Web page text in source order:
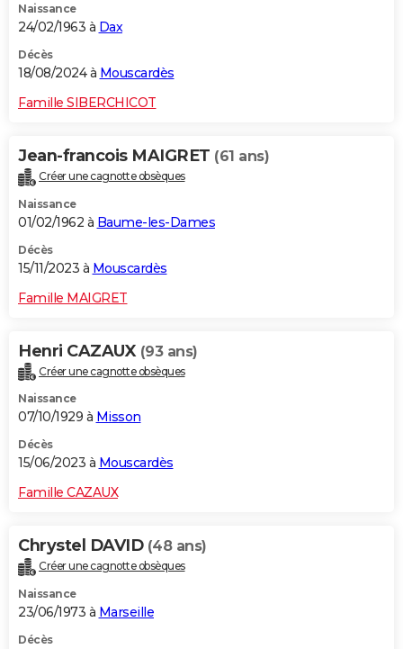
Naissance
24/02/1963 à Dax
Décès
18/08/2024 à Mouscardès
Famille SIBERCHICOT
Jean-francois MAIGRET (61 ans)
Créer une cagnotte obsèques
Naissance
01/02/1962 à Baume-les-Dames
Décès
15/11/2023 à Mouscardès
Famille MAIGRET
Henri CAZAUX (93 ans)
Créer une cagnotte obsèques
Naissance
07/10/1929 à Misson
Décès
15/06/2023 à Mouscardès
Famille CAZAUX
Chrystel DAVID (48 ans)
Créer une cagnotte obsèques
Naissance
23/06/1973 à Marseille
Décès